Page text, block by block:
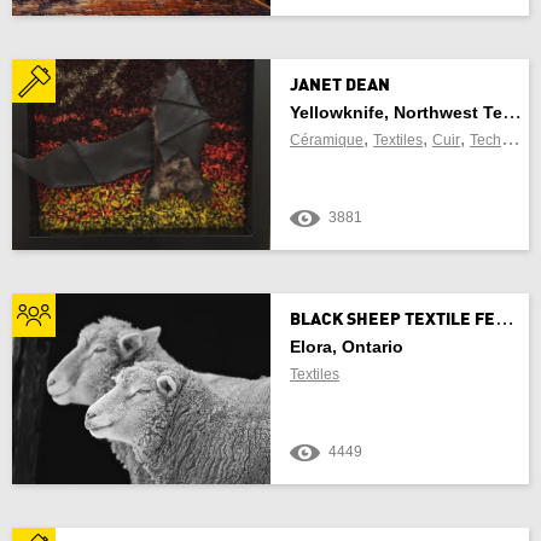
JANET DEAN
Yellowknife, Northwest Territories
Céramique, Textiles, Cuir, Techniques mixtes
3881
B
LACK SHEEP TEXTILE FESTIVAL
Elora, Ontario
Textiles
4449